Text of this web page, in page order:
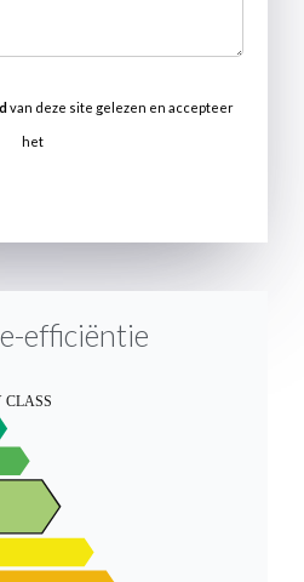
van deze site gelezen en accepteer
het
efficiëntie